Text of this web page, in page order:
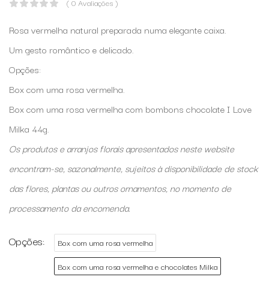
( 0 Avaliações )
Rosa vermelha natural preparada numa elegante caixa.
Um gesto romântico e delicado.
Opções:
Box com uma rosa vermelha.
Box com uma rosa vermelha com bombons chocolate I Love
Milka 44g.
Os produtos e arranjos florais apresentados neste website
encontram-se, sazonalmente, sujeitos à disponibilidade de stock
das flores, plantas ou outros ornamentos, no momento de
processamento da encomenda.
Opções
Box com uma rosa vermelha
Box com uma rosa vermelha e chocolates Milka